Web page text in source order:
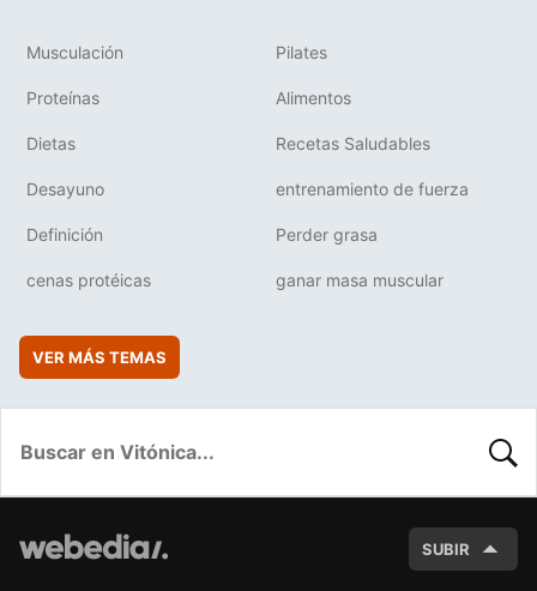
Musculación Pilates
Proteínas Alimentos
Dietas Recetas Saludables
Desayuno entrenamiento de fuerza
Definición Perder grasa
cenas protéicas ganar masa muscular
VER MÁS TEMAS
SUBIR